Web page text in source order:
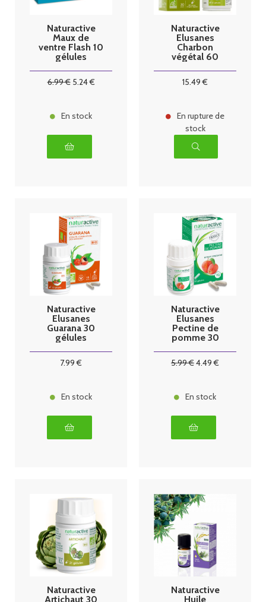
Naturactive
Maux de
ventre Flash 10
gélules
6.99€ 5.24€
En stock
Naturactive
Elusanes
Charbon
végétal 60
15.49 €
En rupture de
stock
Naturactive
Elusanes
Guarana 30
gélules
7.99 €
En stock
Naturactive
Elusanes
Pectine de
pomme 30
5.99€4.49 €
En stock
Naturactive
Artichaut 30
Naturactive
Huile